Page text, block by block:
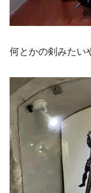
何とかの剣みたい